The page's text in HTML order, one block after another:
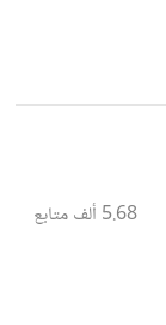
5.68 ألف متابع